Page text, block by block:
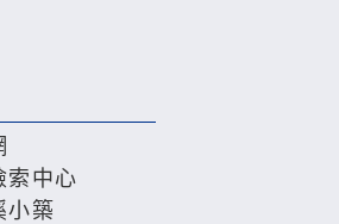
索中心
小築